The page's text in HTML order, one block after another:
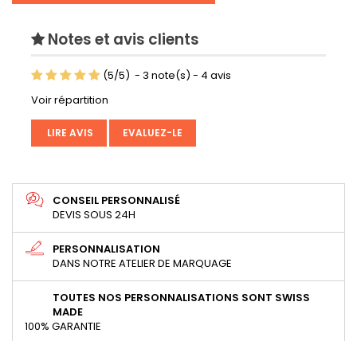
Notes et avis clients
(5/5) - 3 note(s) - 4 avis
Voir répartition
LIRE AVIS EVALUEZ-LE
CONSEIL PERSONNALISÉ
DEVIS SOUS 24H
PERSONNALISATION
DANS NOTRE ATELIER DE MARQUAGE
TOUTES NOS PERSONNALISATIONS SONT SWISS
MADE
100% GARANTIE